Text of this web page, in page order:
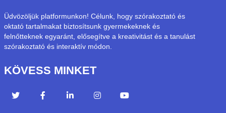
Üdvözöljük platformunkon! Célunk, hogy szórakoztató és
oktató tartalmakat biztosítsunk gyermekeknek és
felnőtteknek egyaránt, elősegítve a kreativitást és a tanulást
szórakoztató és interaktív módon.
KÖVESS MINKET